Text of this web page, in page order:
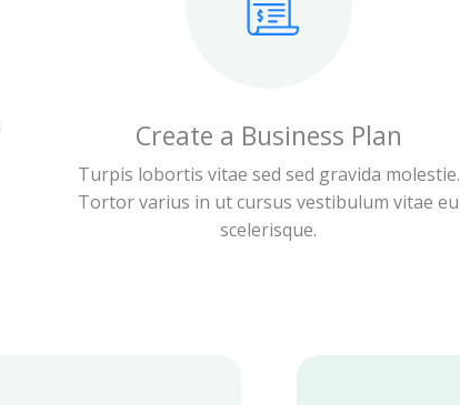
Create a Business Plan
Turpis lobortis vitae sed sed gravida molestie.
Tortor varius in ut cursus vestibulum vitae eu
scelerisque.